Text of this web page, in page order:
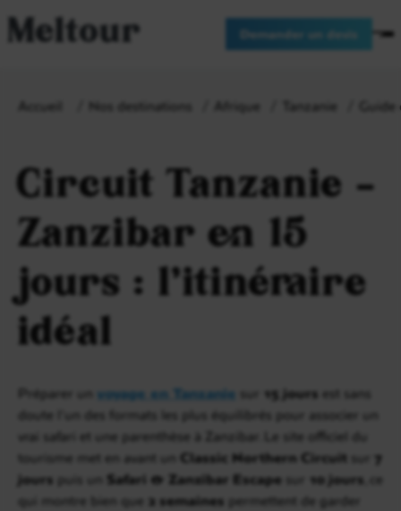
Meltour Demander un devis
Accueil Nos destinations Afrique Tanzanie
Circuit Tanzanie –
Zanzibar en 15
jours : l’itinéraire
idéal
Préparer un voyage en Tanzanie 15 jours est sans
doute l’un des formats les plus équilibrés pour associer un
vrai safari et une parenthèse à Zanzibar. Le site officiel du
tourisme met en avant un Classic Northern Circuit
7
jours
Safari & Zanzibar Escape 10 jours , ce
qui montre bien que 2 semaines permettent de garder